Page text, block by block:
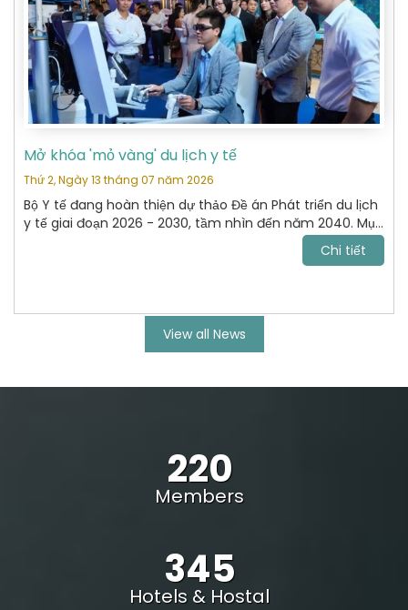
Mở khóa 'mỏ vàng' du lịch y tế
Thứ 2, Ngày 13 tháng 07 năm 2026
Bộ Y tế đang hoàn thiện dự thảo Đề án Phát triển du lịch
y tế giai đoạn 2026 - 2030, tầm nhìn đến năm 2040. Mục
tiêu tới năm 2030, VN trở thành điểm đến chăm sóc sức
khỏe uy tín, cạnh tranh trong khu vực Đông Nam Á và
Chi tiết
View all News
220
Members
345
Hotels & Hostal